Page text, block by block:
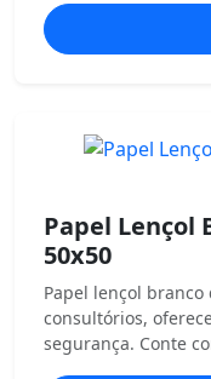
Papel Lençol
50x50
Papel lençol branco
consultórios,
segurança. Conte